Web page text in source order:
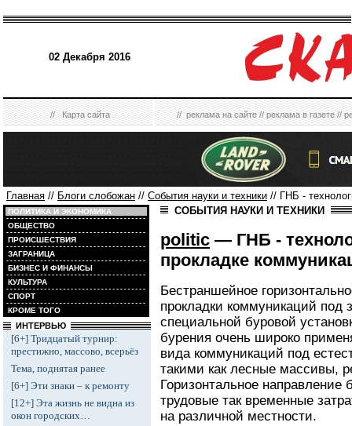
02 Декабря 2016
//Карта сайта //реклама на сайте//реклама в газете//
Главная // Блоги слобожан // События науки и техники // ГНБ -
ПОЛИТИКА И ЭКОНОМИКА
ОБЩЕСТВО
ПРОИСШЕСТВИЯ
ЗАГРАНИЦА
БИЗНЕС И ФИНАНСЫ
КУЛЬТУРА
СПОРТ
КРОМЕ ТОГО
ИНТЕРВЬЮ
[6+] Тридцатый турнир:
престижно, массово, всерьёз
Тема, поднятая ранее
[6+] Эти знаки – к ремонту
[12+] Эта жизнь не видна из
окон городских…
СОБЫТИЯ НАУКИ И ТЕХНИКИ
politic — ГНБ -
прокладке
Бестраншейное
прокладки коммуникаций
специальной буровой
бурения очень широко
вида коммуникаций под
такими как лесные массивы,
Горизонтальное направление
трудовые так временные
на различной местности.